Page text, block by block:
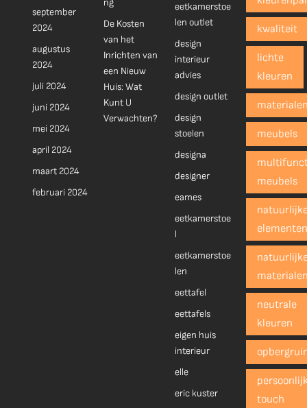
september
2024
augustus
2024
juli 2024
juni 2024
mei 2024
april 2024
maart 2024
februari 2024
ng
De Kosten
van het
Inrichten van
een Nieuw
Huis: Wat
Kunt U
Verwachten?
eetkamerstoe
len outlet
design
interieur
advies
design outlet
design
stoelen
designa
designer
eames
eetkamerstoe
l
eetkamerstoe
len
eettafel
eettafels
eigen huis
interieur
elle
eric kuster
kwaliteit
lichte
kleuren
meubels
meubels
neutrale
kleuren
touch